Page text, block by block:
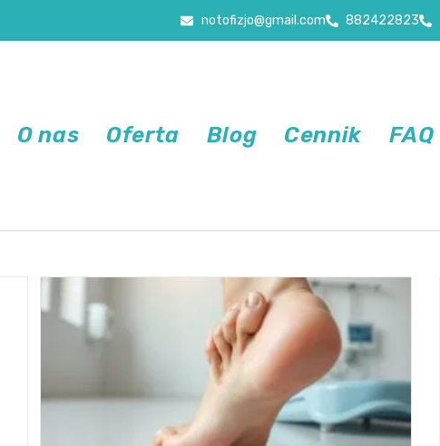
notofizjo@gmail.com 882422823
O nas Oferta Blog Cennik FAQ